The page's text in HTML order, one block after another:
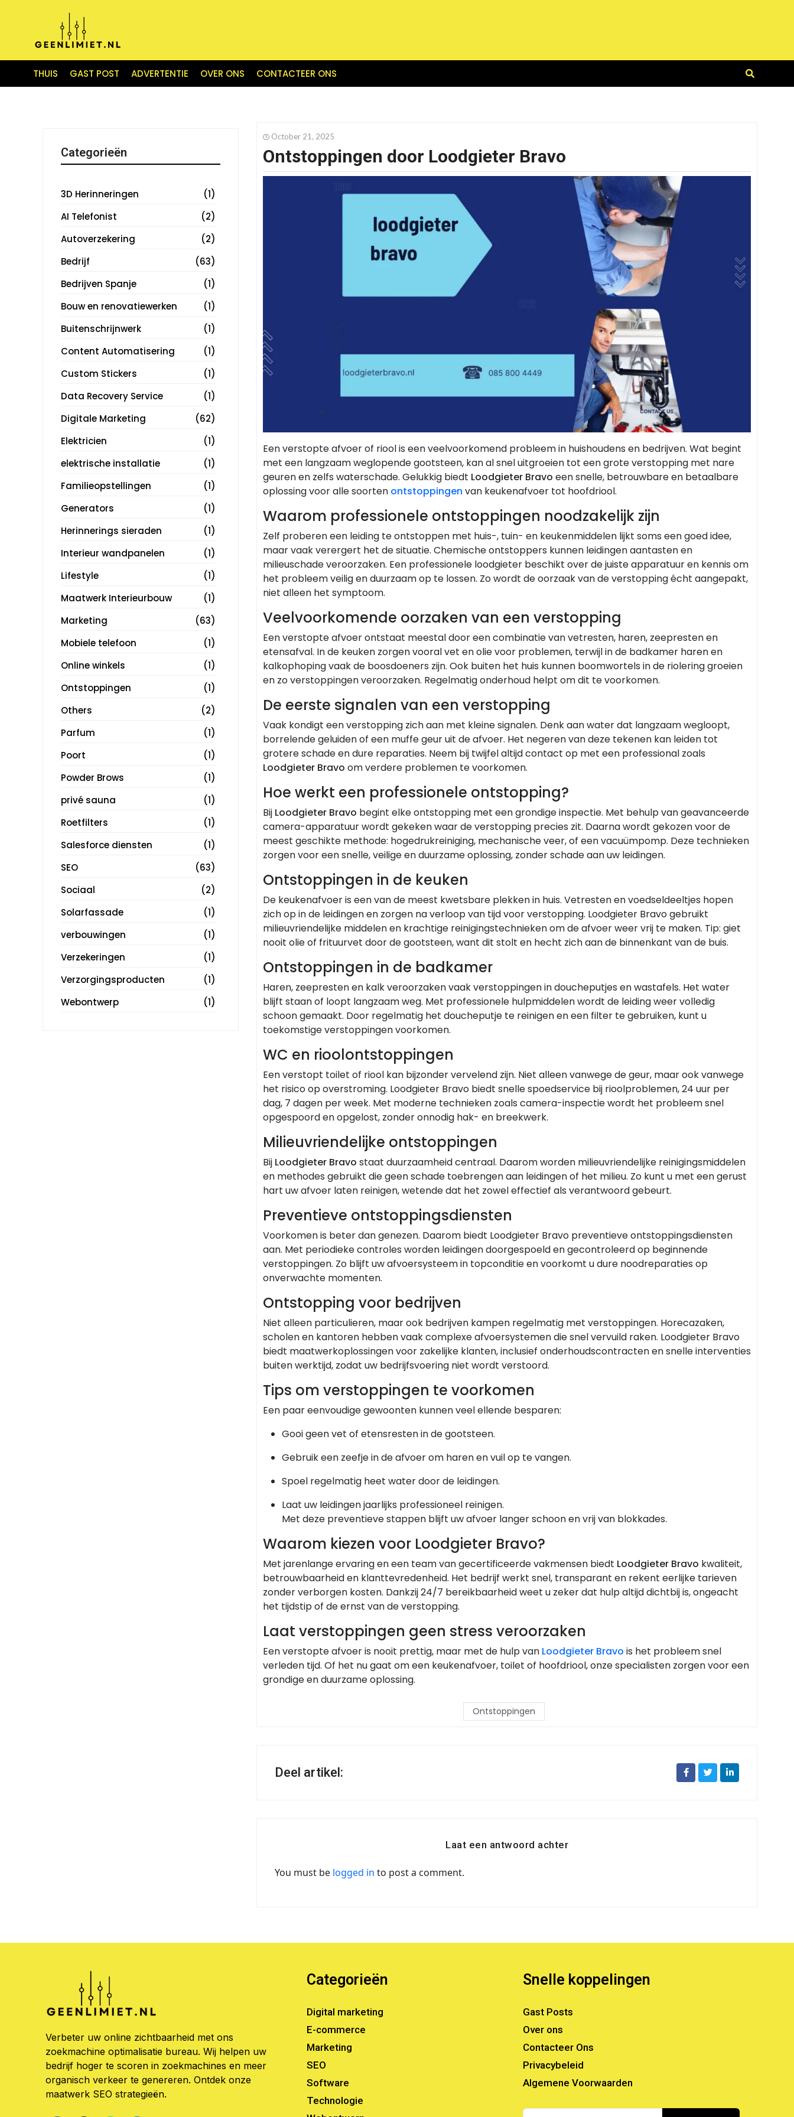
THUIS GAST POST ADVERTENTIE OVER ONS CONTACTEER ONS
Categorieën
3D Herinneringen
(1)
AI Telefonist
(2)
Autoverzekering
(2)
Bedrijf
(63)
Bedrijven Spanje
(1)
Bouw en renovatiewerken
(1)
Buitenschrijnwerk
(1)
Content Automatisering
(1)
Custom Stickers
(1)
Data Recovery Service
(1)
Digitale Marketing
(62)
Elektricien
(1)
elektrische installatie
(1)
Familieopstellingen
(1)
Generators
(1)
Herinnerings sieraden
(1)
Interieur wandpanelen
(1)
Lifestyle
(1)
Maatwerk Interieurbouw
(1)
Marketing
(63)
Mobiele telefoon
(1)
Online winkels
(1)
Ontstoppingen
(1)
Others
(2)
Parfum
(1)
Poort
(1)
Powder Brows
(1)
privé sauna
(1)
Roetfilters
(1)
Salesforce diensten
(1)
SEO
(63)
Sociaal
(2)
Solarfassade
(1)
verbouwingen
(1)
Verzekeringen
(1)
Verzorgingsproducten
(1)
Webontwerp
(1)
October 21, 2025
Ontstoppingen door Loodgieter Bravo
Een verstopte afvoer of riool is een veelvoorkomend probleem in huishoudens en bedrijven. Wat begint
met een langzaam weglopende gootsteen, kan al snel uitgroeien tot een grote verstopping met nare
geuren en zelfs waterschade. Gelukkig biedt Loodgieter Bravo een snelle, betrouwbare en betaalbare
oplossing voor alle soorten ontstoppingen van keukenafvoer tot hoofdriool.
Waarom professionele ontstoppingen noodzakelijk zijn
Zelf proberen een leiding te ontstoppen met huis-, tuin- en keukenmiddelen lijkt soms een goed idee,
maar vaak verergert het de situatie. Chemische ontstoppers kunnen leidingen aantasten en
milieuschade veroorzaken. Een professionele loodgieter beschikt over de juiste apparatuur en kennis om
het probleem veilig en duurzaam op te lossen. Zo wordt de oorzaak van de verstopping écht aangepakt,
niet alleen het symptoom.
Veelvoorkomende oorzaken van een verstopping
Een verstopte afvoer ontstaat meestal door een combinatie van vetresten, haren, zeepresten en
etensafval. In de keuken zorgen vooral vet en olie voor problemen, terwijl in de badkamer haren en
kalkophoping vaak de boosdoeners zijn. Ook buiten het huis kunnen boomwortels in de riolering groeien
en zo verstoppingen veroorzaken. Regelmatig onderhoud helpt om dit te voorkomen.
De eerste signalen van een verstopping
Vaak kondigt een verstopping zich aan met kleine signalen. Denk aan water dat langzaam wegloopt,
borrelende geluiden of een muffe geur uit de afvoer. Het negeren van deze tekenen kan leiden tot
grotere schade en dure reparaties. Neem bij twijfel altijd contact op met een professional zoals
Loodgieter Bravo om verdere problemen te voorkomen.
Hoe werkt een professionele ontstopping?
Bij Loodgieter Bravo begint elke ontstopping met een grondige inspectie. Met behulp van geavanceerde
camera-apparatuur wordt gekeken waar de verstopping precies zit. Daarna wordt gekozen voor de
meest geschikte methode: hogedrukreiniging, mechanische veer, of een vacuümpomp. Deze technieken
zorgen voor een snelle, veilige en duurzame oplossing, zonder schade aan uw leidingen.
Ontstoppingen in de keuken
De keukenafvoer is een van de meest kwetsbare plekken in huis. Vetresten en voedseldeeltjes hopen
zich op in de leidingen en zorgen na verloop van tijd voor verstopping. Loodgieter Bravo gebruikt
milieuvriendelijke middelen en krachtige reinigingstechnieken om de afvoer weer vrij te maken. Tip: giet
nooit olie of frituurvet door de gootsteen, want dit stolt en hecht zich aan de binnenkant van de buis.
Ontstoppingen in de badkamer
Haren, zeepresten en kalk veroorzaken vaak verstoppingen in doucheputjes en wastafels. Het water
blijft staan of loopt langzaam weg. Met professionele hulpmiddelen wordt de leiding weer volledig
schoon gemaakt. Door regelmatig het doucheputje te reinigen en een filter te gebruiken, kunt u
toekomstige verstoppingen voorkomen.
WC en rioolontstoppingen
Een verstopt toilet of riool kan bijzonder vervelend zijn. Niet alleen vanwege de geur, maar ook vanwege
het risico op overstroming. Loodgieter Bravo biedt snelle spoedservice bij rioolproblemen, 24 uur per
dag, 7 dagen per week. Met moderne technieken zoals camera-inspectie wordt het probleem snel
opgespoord en opgelost, zonder onnodig hak- en breekwerk.
Milieuvriendelijke ontstoppingen
Bij Loodgieter Bravo staat duurzaamheid centraal. Daarom worden milieuvriendelijke reinigingsmiddelen
en methodes gebruikt die geen schade toebrengen aan leidingen of het milieu. Zo kunt u met een gerust
hart uw afvoer laten reinigen, wetende dat het zowel effectief als verantwoord gebeurt.
Preventieve ontstoppingsdiensten
Voorkomen is beter dan genezen. Daarom biedt Loodgieter Bravo preventieve ontstoppingsdiensten
aan. Met periodieke controles worden leidingen doorgespoeld en gecontroleerd op beginnende
verstoppingen. Zo blijft uw afvoersysteem in topconditie en voorkomt u dure noodreparaties op
onverwachte momenten.
Ontstopping voor bedrijven
Niet alleen particulieren, maar ook bedrijven kampen regelmatig met verstoppingen. Horecazaken,
scholen en kantoren hebben vaak complexe afvoersystemen die snel vervuild raken. Loodgieter Bravo
biedt maatwerkoplossingen voor zakelijke klanten, inclusief onderhoudscontracten en snelle interventies
buiten werktijd, zodat uw bedrijfsvoering niet wordt verstoord.
Tips om verstoppingen te voorkomen
Een paar eenvoudige gewoonten kunnen veel ellende besparen:
Gooi geen vet of etensresten in de gootsteen.
Gebruik een zeefje in de afvoer om haren en vuil op te vangen.
Spoel regelmatig heet water door de leidingen.
Laat uw leidingen jaarlijks professioneel reinigen.
Met deze preventieve stappen blijft uw afvoer langer schoon en vrij van blokkades.
Waarom kiezen voor Loodgieter Bravo?
Met jarenlange ervaring en een team van gecertificeerde vakmensen biedt Loodgieter Bravo kwaliteit,
betrouwbaarheid en klanttevredenheid. Het bedrijf werkt snel, transparant en rekent eerlijke tarieven
zonder verborgen kosten. Dankzij 24/7 bereikbaarheid weet u zeker dat hulp altijd dichtbij is, ongeacht
het tijdstip of de ernst van de verstopping.
Laat verstoppingen geen stress veroorzaken
Een verstopte afvoer is nooit prettig, maar met de hulp van Loodgieter Bravo is het probleem snel
verleden tijd. Of het nu gaat om een keukenafvoer, toilet of hoofdriool, onze specialisten zorgen voor een
grondige en duurzame oplossing.
Ontstoppingen
Deel artikel:
Laat een antwoord achter
You must be logged in to post a comment.
Verbeter uw online zichtbaarheid met ons
zoekmachine optimalisatie bureau. Wij helpen uw
bedrijf hoger te scoren in zoekmachines en meer
organisch verkeer te genereren. Ontdek onze
maatwerk SEO strategieën.
Categorieën
Digital marketing
E-commerce
Marketing
SEO
Software
Technologie
Snelle koppelingen
Gast Posts
Over ons
Contacteer Ons
Privacybeleid
Algemene Voorwaarden